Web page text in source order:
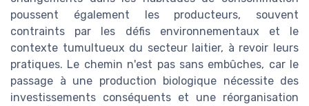
poussent également les producteurs, souvent
contraints par les défis environnementaux et le
contexte tumultueux du secteur laitier, à revoir leurs
pratiques. Le chemin n'est pas sans embûches, car le
passage à une production biologique nécessite des
investissements conséquents et une réorganisation